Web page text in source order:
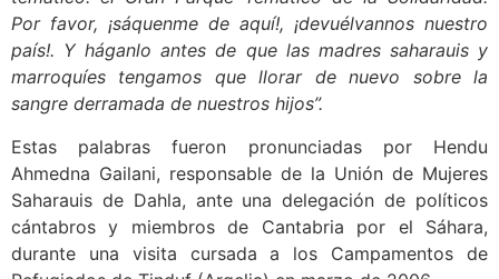
Por favor, ¡sáquenme de aquí!, ¡devuélvannos nuestro
país!. Y háganlo antes de que las madres saharauis y
marroquíes tengamos que llorar de nuevo sobre la
sangre derramada de nuestros hijos”.
Estas palabras fueron pronunciadas por Hendu
Ahmedna Gailani, responsable de la Unión de Mujeres
Saharauis de Dahla, ante una delegación de políticos
cántabros y miembros de Cantabria por el Sáhara,
durante una visita cursada a los Campamentos de